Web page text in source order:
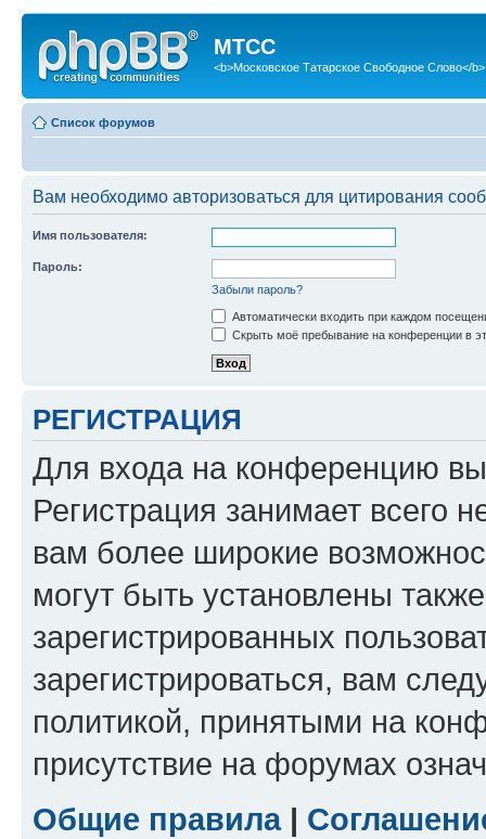
МТСС
<b>Московское Татарское Свободное Слово</b>
Список форумов
Вам необходимо авторизоваться для цитирования
Имя пользователя:
Пароль:
Забыли пароль?
Автоматически входить при каждом
Скрыть моё пребывание на конференции в
РЕГИСТРАЦИЯ
Для входа на конференцию
Регистрация занимает всего
вам более широкие
могут быть установлены
зарегистрированных
зарегистрироваться, вам
политикой, принятыми на
присутствие на форумах
Общие правила|